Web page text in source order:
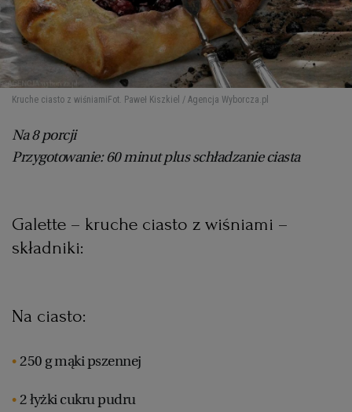
Kruche ciasto z wiśniamiFot. Paweł Kiszkiel / Agencja Wyborcza.pl
Na 8 porcji
Przygotowanie: 60 minut plus schładzanie ciasta
Galette – kruche ciasto z wiśniami –
składniki:
Na ciasto:
250 g mąki pszennej
2 łyżki cukru pudru